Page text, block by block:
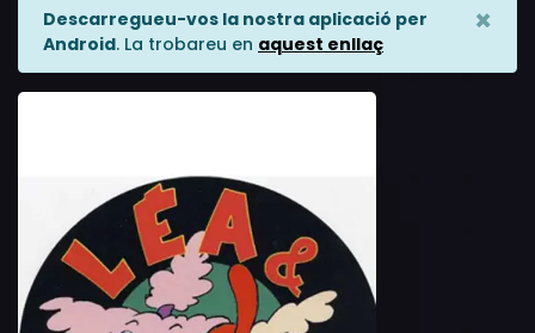
Descarregueu-vos la nostra aplicació per
Android. La trobareu en aquest enllaç
×